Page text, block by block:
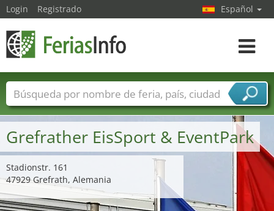
Grefrather EisSport & EventPark
Stadionstr. 161
47929 Grefrath, Alemania
Login Registrado Español
toggle
Nombres de ferias Países
Ciudades
Sectores de ferias
Sectores de proveedor de servicios